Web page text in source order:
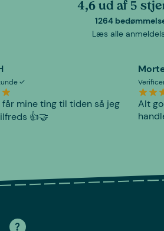
4,6 ud af 5
1264
Læs alle
får mine ting til tiden så jeg
👍🤝
Alt